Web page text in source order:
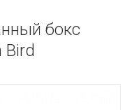
бокс
Bird